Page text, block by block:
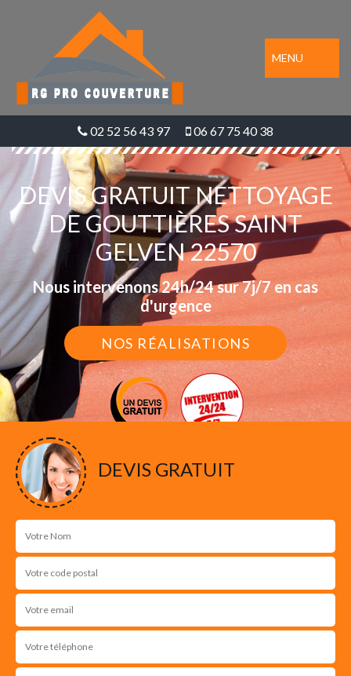
MENU
02 52 56 43 97 06 67 75 40 38
DEVIS GRATUIT NETTOYAGE
DE GOUTTIÈRES SAINT
GELVEN 22570
Nous intervenons 24h/24 sur 7j/7 en cas
d'urgence
NOS RÉALISATIONS
DEVIS GRATUIT